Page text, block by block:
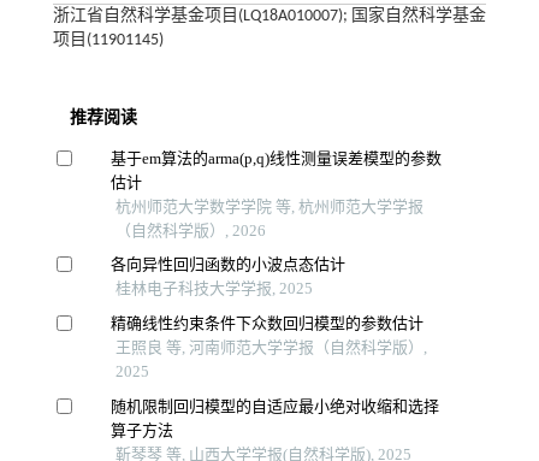
浙江省自然科学基金项目(LQ18A010007); 国家自然科学基金
项目(11901145)